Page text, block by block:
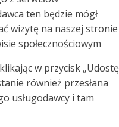
ten będzie mógł
wizytę na naszej
społecznościowym
w przycisk
również przesłana
usługodawcy i tam